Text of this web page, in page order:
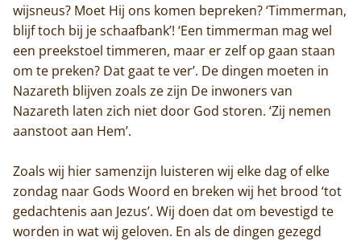
wijsneus? Moet Hij ons komen bepreken? ‘Timmerman,
blijf toch bij je schaafbank’! ‘Een timmerman mag wel
een preekstoel timmeren, maar er zelf op gaan staan
om te preken? Dat gaat te ver’. De dingen moeten in
Nazareth blijven zoals ze zijn De inwoners van
Nazareth laten zich niet door God storen. ‘Zij nemen
aanstoot aan Hem’.
Zoals wij hier samenzijn luisteren wij elke dag of elke
zondag naar Gods Woord en breken wij het brood ‘tot
gedachtenis aan Jezus’. Wij doen dat om bevestigd te
worden in wat wij geloven. En als de dingen gezegd